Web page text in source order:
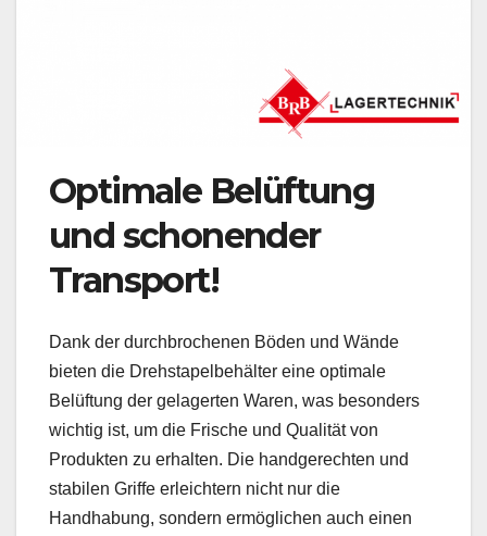
Optimale Belüftung
und schonender
Transport!
Dank der durchbrochenen Böden und Wände
bieten die Drehstapelbehälter eine optimale
Belüftung der gelagerten Waren, was besonders
wichtig ist, um die Frische und Qualität von
Produkten zu erhalten. Die handgerechten und
stabilen Griffe erleichtern nicht nur die
Handhabung, sondern ermöglichen auch einen